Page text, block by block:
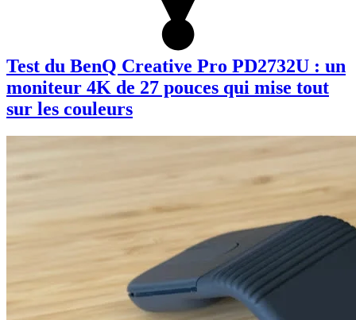
Test du BenQ Creative Pro PD2732U : un
moniteur 4K de 27 pouces qui mise tout
sur les couleurs